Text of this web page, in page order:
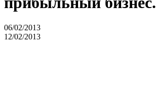
06/02/2013
12/02/2013